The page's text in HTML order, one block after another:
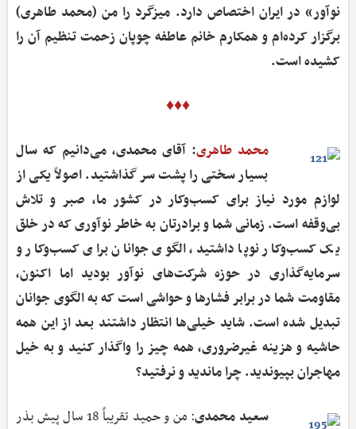
نوآور» در ایران اختصاص دارد. میزگرد را من (محمد طاهری)
برگزار کرده‌ام و همکارم خانم عاطفه چوپان زحمت تنظیم آن را
کشیده است.
♦♦♦
محمد طاهری: آقای محمدی، می‌دانیم که سال
بسیار سختی را پشت سر گذاشتید. اصولاً یکی از
لوازم مورد نیاز برای کسب‌وکار در کشور ما، صبر و تلاش
بی‌وقفه است. زمانی شما و برادرتان به خاطر نوآوری که در خلق
یک کسب‌وکار نوپا داشتید، الگوی جوانان برای کسب‌وکار و
سرمایه‌گذاری در حوزه شرکت‌های نوآور بودید اما اکنون،
مقاومت شما در برابر فشارها و حواشی است که به الگوی جوانان
تبدیل شده است. شاید خیلی‌ها انتظار داشتند بعد از این همه
حاشیه و هزینه غیرضروری، همه چیز را واگذار کنید و به خیل
مهاجران بپیوندید. چرا ماندید و نرفتید؟
سعید محمدی
: من و حمید تقریباً 18 سال پیش بذر